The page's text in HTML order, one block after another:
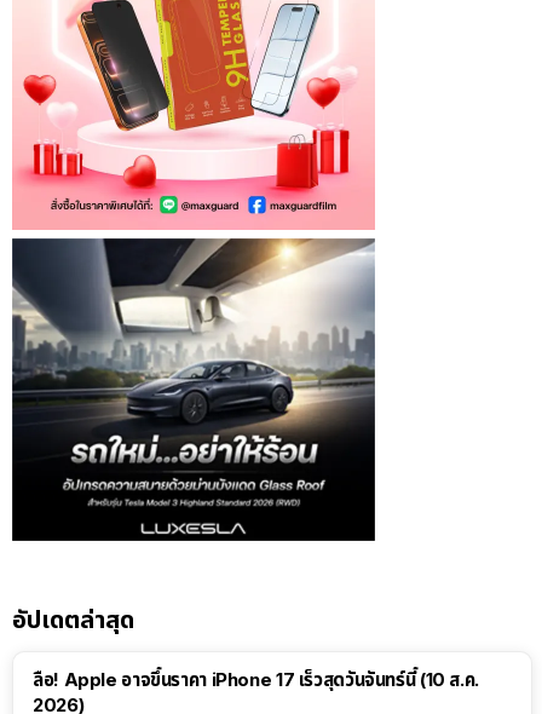
อัปเดตล่าสุด
ลือ! Apple อาจขึ้นราคา iPhone 17 เร็วสุดวันจันทร์นี้ (10 ส.ค.
2026)